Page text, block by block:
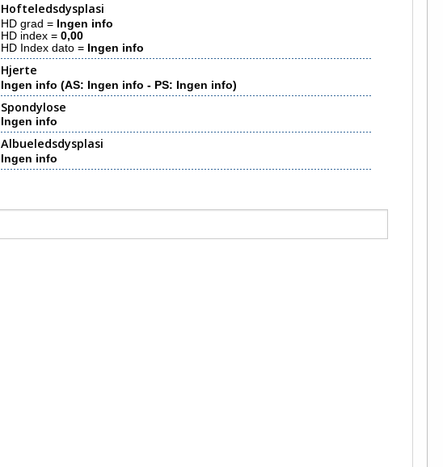
Hofteledsdysplasi
HD grad = Ingen info
HD index =0,00
HD Index dato = Ingen info
Hjerte
Ingen info (AS: Ingen info - PS: Ingen info)
Spondylose
Ingen info
Albueledsdysplasi
Ingen info